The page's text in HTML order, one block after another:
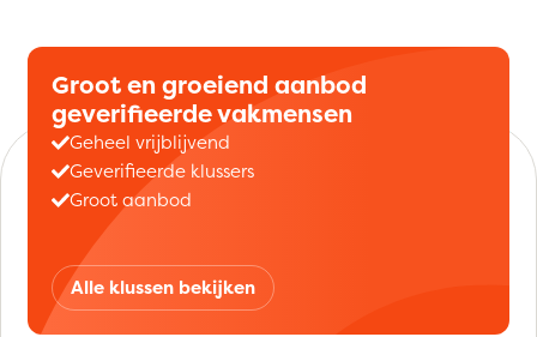
Groot en groeiend aanbod
geverifieerde vakmensen
Geheel vrijblijvend
Geverifieerde klussers
Groot aanbod
Alle klussen bekijken